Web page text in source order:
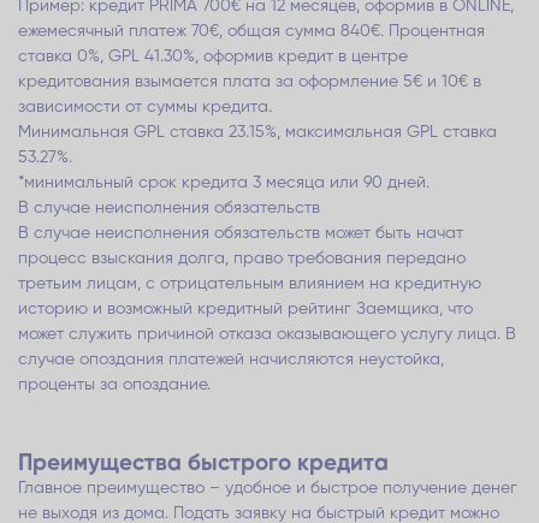
Пример: кредит PRIMA 700€ на 12 месяцев, оформив в ONLINE,
ежемесячный платеж 70€, общая сумма 840€. Процентная
ставка 0%, GPL 41.30%, оформив кредит в центре
кредитования взымается плата за оформление 5€ и 10€ в
зависимости от суммы кредита.
Минимальная GPL ставка 23.15%, максимальная GPL ставка
53.27%.
*минимальный срок кредита 3 месяца или 90 дней.
В случае неисполнения обязательств
В случае неисполнения обязательств может быть начат
процесс взыскания долга, право требования передано
третьим лицам, с отрицательным влиянием на кредитную
историю и возможный кредитный рейтинг Заемщика, что
может служить причиной отказа оказывающего услугу лица. В
случае опоздания платежей начисляются неустойка,
проценты за опоздание.
Преимущества быстрого кредита
Главное преимущество – удобное и быстрое получение денег
не выходя из дома. Подать заявку на быстрый кредит можно